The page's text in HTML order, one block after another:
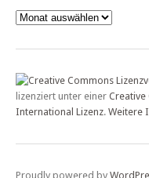
Archiv
lizenziert unter einer Creative
International Lizenz. Weitere
Proudly powered by